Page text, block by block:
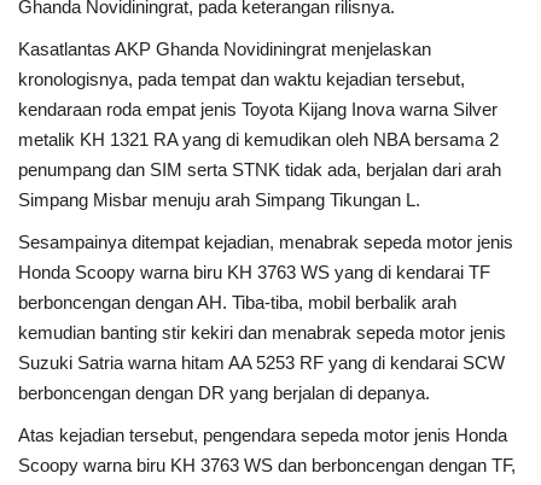
Ghanda Novidiningrat, pada keterangan rilisnya.
Kasatlantas AKP Ghanda Novidiningrat menjelaskan
kronologisnya, pada tempat dan waktu kejadian tersebut,
kendaraan roda empat jenis Toyota Kijang Inova warna Silver
metalik KH 1321 RA yang di kemudikan oleh NBA bersama 2
penumpang dan SIM serta STNK tidak ada, berjalan dari arah
Simpang Misbar menuju arah Simpang Tikungan L.
Sesampainya ditempat kejadian, menabrak sepeda motor jenis
Honda Scoopy warna biru KH 3763 WS yang di kendarai TF
berboncengan dengan AH. Tiba-tiba, mobil berbalik arah
kemudian banting stir kekiri dan menabrak sepeda motor jenis
Suzuki Satria warna hitam AA 5253 RF yang di kendarai SCW
berboncengan dengan DR yang berjalan di depanya.
Atas kejadian tersebut, pengendara sepeda motor jenis Honda
Scoopy warna biru KH 3763 WS dan berboncengan dengan TF,